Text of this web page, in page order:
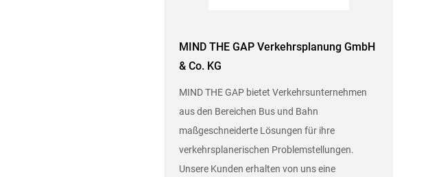
MIND THE GAP Verkehrsplanung GmbH
& Co. KG
MIND THE GAP bietet Verkehrsunternehmen
aus den Bereichen Bus und Bahn
maßgeschneiderte Lösungen für ihre
verkehrsplanerischen Problemstellungen.
Unsere Kunden erhalten von uns eine